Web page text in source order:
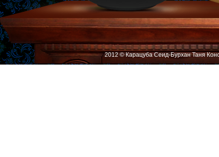
2012 © Карацуба Сеид-Бурхан Таня